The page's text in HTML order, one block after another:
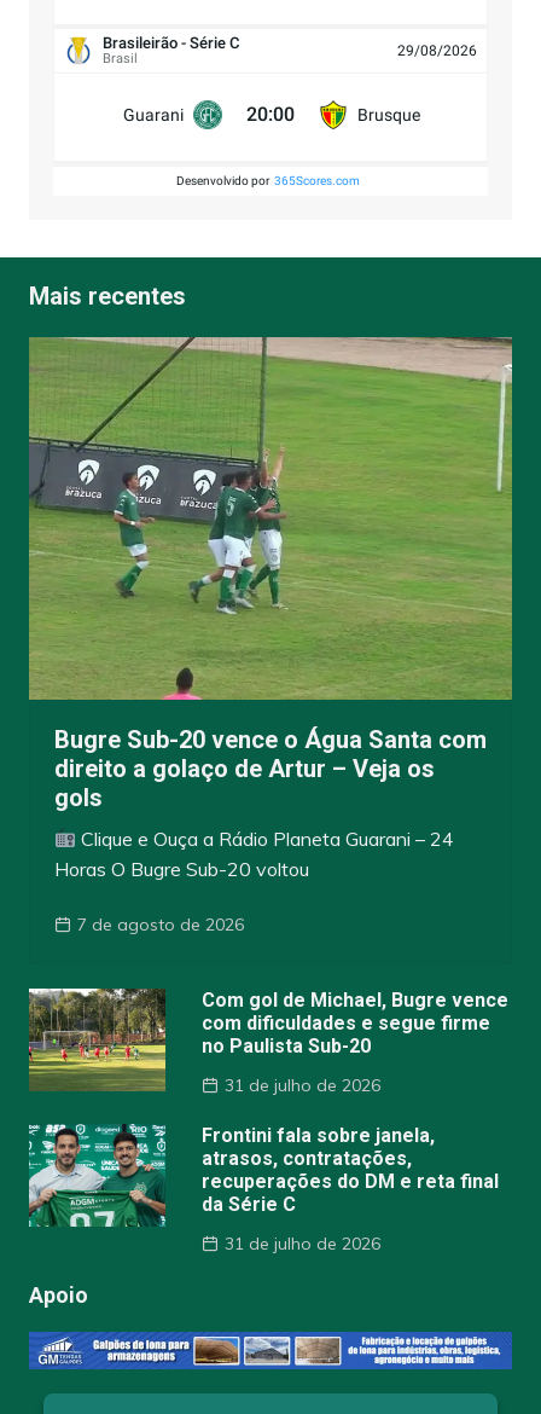
Brasileirão - Série C
Brasil 29/08/2026
Guarani 20:00 Brusque
Desenvolvido por 365Scores.com
Mais recentes
Bugre Sub-20 vence o Água Santa com
direito a golaço de Artur – Veja os
gols
Clique e Ouça a Rádio Planeta Guarani – 24
Horas O Bugre Sub-20 voltou
7 de agosto de 2026
Com gol de Michael, Bugre vence
com dificuldades e segue firme
no Paulista Sub-20
31 de julho de 2026
Frontini fala sobre janela,
atrasos, contratações,
recuperações do DM e reta final
da Série C
31 de julho de 2026
Apoio